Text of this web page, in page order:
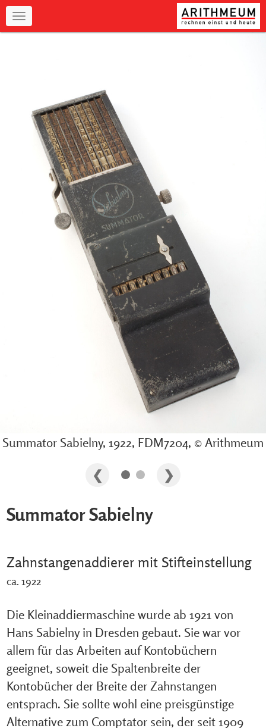
Navigation
Summator Sabielny, 1922, FDM7204, © Arithmeum
Summator Sabielny
Zahnstangenaddierer mit Stifteinstellung
ca. 1922
Die Kleinaddiermaschine wurde ab 1921 von
Hans Sabielny in Dresden gebaut. Sie war vor
allem für das Arbeiten auf Kontobüchern
geeignet, soweit die Spaltenbreite der
Kontobücher der Breite der Zahnstangen
entsprach. Sie sollte wohl eine preisgünstige
Alternative zum Comptator sein, der seit 1909